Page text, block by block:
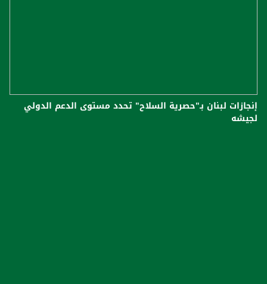
إنجازات لبنان بـ"حصرية السلاح" تحدد مستوى الدعم الدولي
لجيشه